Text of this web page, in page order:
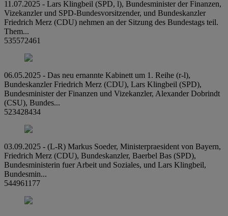
11.07.2025 - Lars Klingbeil (SPD, l), Bundesminister der Finanzen,
Vizekanzler und SPD-Bundesvorsitzender, und Bundeskanzler
Friedrich Merz (CDU) nehmen an der Sitzung des Bundestags teil.
Them...
535572461
06.05.2025 - Das neu ernannte Kabinett um 1. Reihe (r-l),
Bundeskanzler Friedrich Merz (CDU), Lars Klingbeil (SPD),
Bundesminister der Finanzen und Vizekanzler, Alexander Dobrindt
(CSU), Bundes...
523428434
03.09.2025 - (L-R) Markus Soeder, Ministerpraesident von Bayern,
Friedrich Merz (CDU), Bundeskanzler, Baerbel Bas (SPD),
Bundesministerin fuer Arbeit und Soziales, und Lars Klingbeil,
Bundesmin...
544961177